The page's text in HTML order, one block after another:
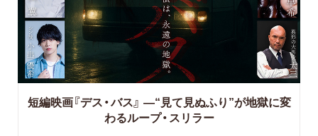
短編映画『デス・バス』 —“見て見ぬふり”が地獄に変
わるループ・スリラー